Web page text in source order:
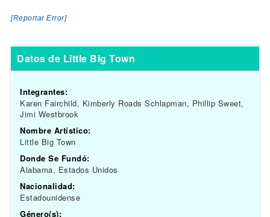
[Reportar Error]
Datos de Little Big Town
Integrantes:
Karen Fairchild, Kimberly Roads Schlapman, Phillip Sweet,
Jimi Westbrook
Nombre Artístico:
Little Big Town
Donde Se Fundó:
Alabama, Estados Unidos
Nacionalidad:
Estadounidense
Género(s):